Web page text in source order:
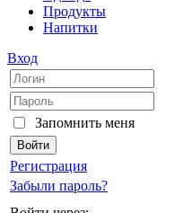
Продукты
Напитки
Вход
Запомнить меня
Регистрация
Забыли пароль?